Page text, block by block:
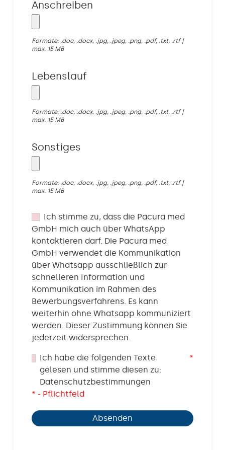
Anschreiben
Formate: .doc, .docx, .jpg, .jpeg, .png, .pdf, .txt, .rtf |
max. 15 MB
Lebenslauf
Formate: .doc, .docx, .jpg, .jpeg, .png, .pdf, .txt, .rtf |
max. 15 MB
Sonstiges
Formate: .doc, .docx, .jpg, .jpeg, .png, .pdf, .txt, .rtf |
max. 15 MB
Ich stimme zu, dass die Pacura med
GmbH mich auch über WhatsApp
kontaktieren darf. Die Pacura med
GmbH verwendet die Kommunikation
über Whatsapp ausschließlich zur
schnelleren Information und
Kommunikation im Rahmen des
Bewerbungsverfahrens. Es kann
weiterhin ohne Whatsapp kommuniziert
werden. Dieser Zustimmung können Sie
jederzeit widersprechen.
*
Ich habe die folgenden Texte
gelesen und stimme diesen zu:
Datenschutzbestimmungen
* - Pflichtfeld
Absenden